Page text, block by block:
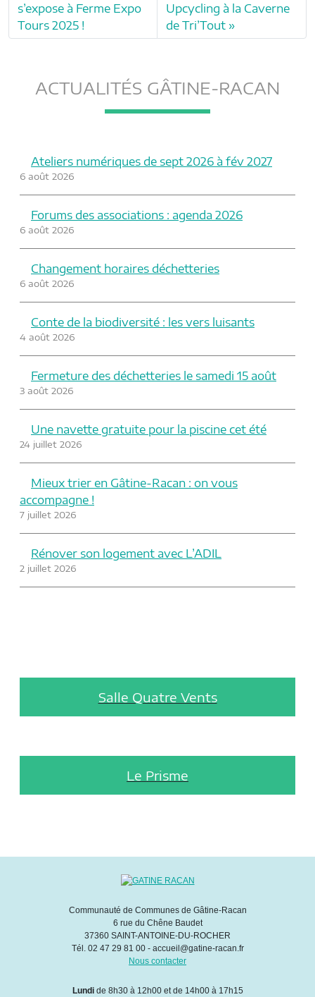
s’expose à Ferme Expo
Tours 2025 !
Upcycling à la Caverne
de Tri’Tout
ACTUALITÉS GÂTINE-RACAN
Ateliers numériques de sept 2026 à fév 2027
6 août 2026
Forums des associations : agenda 2026
6 août 2026
Changement horaires déchetteries
6 août 2026
Conte de la biodiversité : les vers luisants
4 août 2026
Fermeture des déchetteries le samedi 15 août
3 août 2026
Une navette gratuite pour la piscine cet été
24 juillet 2026
Mieux trier en Gâtine-Racan : on vous
accompagne !
7 juillet 2026
Rénover son logement avec L’ADIL
2 juillet 2026
Salle Quatre Vents
Le Prisme
Communauté de Communes de Gâtine-Racan
6 rue du Chêne Baudet
37360 SAINT-ANTOINE-DU-ROCHER
Tél. 02 47 29 81 00 - accueil@gatine-racan.fr
Nous contacter
Lundide 8h30 à 12h00 et de 14h00 à 17h15